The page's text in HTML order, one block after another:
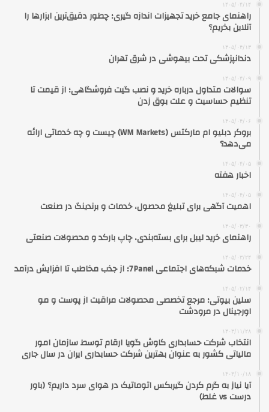
۱۴۰۵/۰۴/۱۴
راهنمای جامع خرید تجهیزات اندازه گیری؛ چطور دقیق‌ترین ابزارها را
آنلاین بخریم؟
۱۴۰۵/۰۴/۱۳
دندانپزشکی تحت بیهوشی در شرق تهران
۱۴۰۵/۰۴/۰۹
سوالات متداول درباره خرید و نصب گیت فروشگاهی؛ از قیمت تا
تنظیم حساسیت و علت بوق زدن
۱۴۰۵/۰۴/۰۶
بروکر دبلیو ام مارکتس (WM Markets) چیست و چه خدماتی ارائه
می‌دهد؟
۱۴۰۵/۰۴/۰۵
اخبار هفته
۱۴۰۵/۰۴/۰۵
اهمیت آگهی برای تبلیغ محصول، خدمات و برندینگ در صنعت
۱۴۰۵/۰۳/۳۰
راهنمای خرید لیبل برای بسته‌بندی، چاپ بارکد و محصولات صنعتی
۱۴۰۵/۰۳/۲۴
خدمات شبکه‌های اجتماعی 7Panel؛ از جذب مخاطب تا افزایش درآمد
۱۴۰۵/۰۲/۱۴
سلین بیوتی؛ مرجع تخصصی محصولات مراقبت از پوست و مو
اورجینال در مرودشت
۱۴۰۳/۱۱/۲۸
انتخاب شرکت حسابداری کاوش گویا ارقام توسط سازمان امور
مالیاتی کشور به عنوان بهترین شرکت حسابداری ایران در سال جاری
۱۴۰۳/۱۰/۱۸
آیا نیاز به گرم کردن گیربکس اتوماتیک در هوای سرد داریم؟ (باور
درست vs غلط)